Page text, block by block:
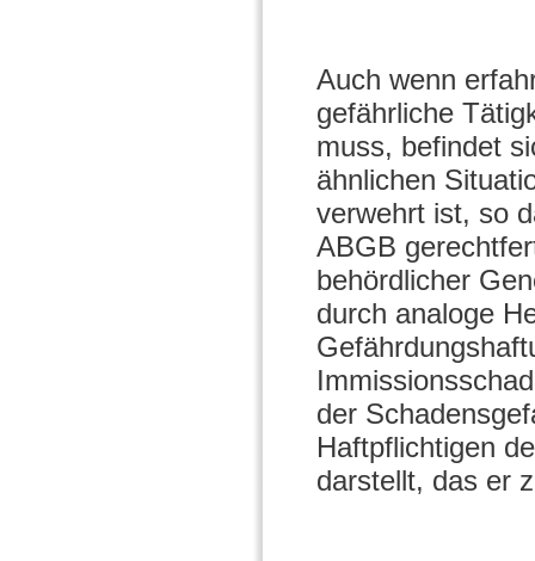
Auch wenn
gefährliche
muss, befindet
ähnlichen
verwehrt ist, so
ABGB
behördlicher
durch analoge
der
Haftpflichtigen
darstellt, das er